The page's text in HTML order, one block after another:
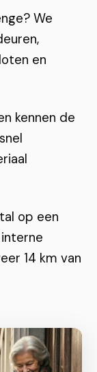
We
en
kennen de
op een
14 km van